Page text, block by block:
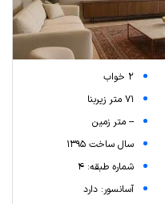
2 خواب
71 متر زیربنا
-- متر زمین
سال ساخت 1395
شماره طبقه: 4
آسانسور: دارد